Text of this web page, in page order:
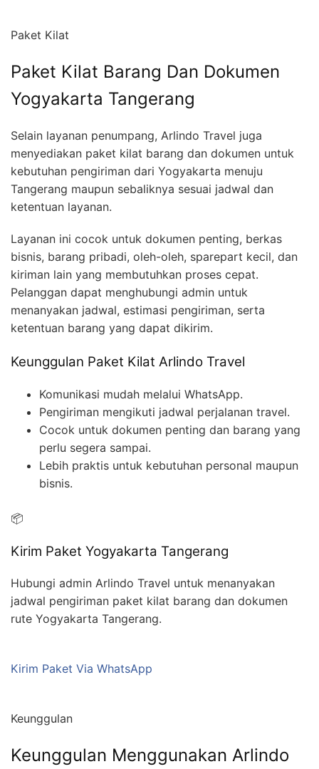
Paket Kilat
Paket Kilat Barang Dan Dokumen
Yogyakarta Tangerang
Selain layanan penumpang, Arlindo Travel juga
menyediakan paket kilat barang dan dokumen untuk
kebutuhan pengiriman dari Yogyakarta menuju
Tangerang maupun sebaliknya sesuai jadwal dan
ketentuan layanan.
Layanan ini cocok untuk dokumen penting, berkas
bisnis, barang pribadi, oleh-oleh, sparepart kecil, dan
kiriman lain yang membutuhkan proses cepat.
Pelanggan dapat menghubungi admin untuk
menanyakan jadwal, estimasi pengiriman, serta
ketentuan barang yang dapat dikirim.
Keunggulan Paket Kilat Arlindo Travel
Komunikasi mudah melalui WhatsApp.
Pengiriman mengikuti jadwal perjalanan travel.
Cocok untuk dokumen penting dan barang yang
perlu segera sampai.
Lebih praktis untuk kebutuhan personal maupun
bisnis.
📦
Kirim Paket Yogyakarta Tangerang
Hubungi admin Arlindo Travel untuk menanyakan
jadwal pengiriman paket kilat barang dan dokumen
rute Yogyakarta Tangerang.
Kirim Paket Via WhatsApp
Keunggulan
Keunggulan Menggunakan Arlindo